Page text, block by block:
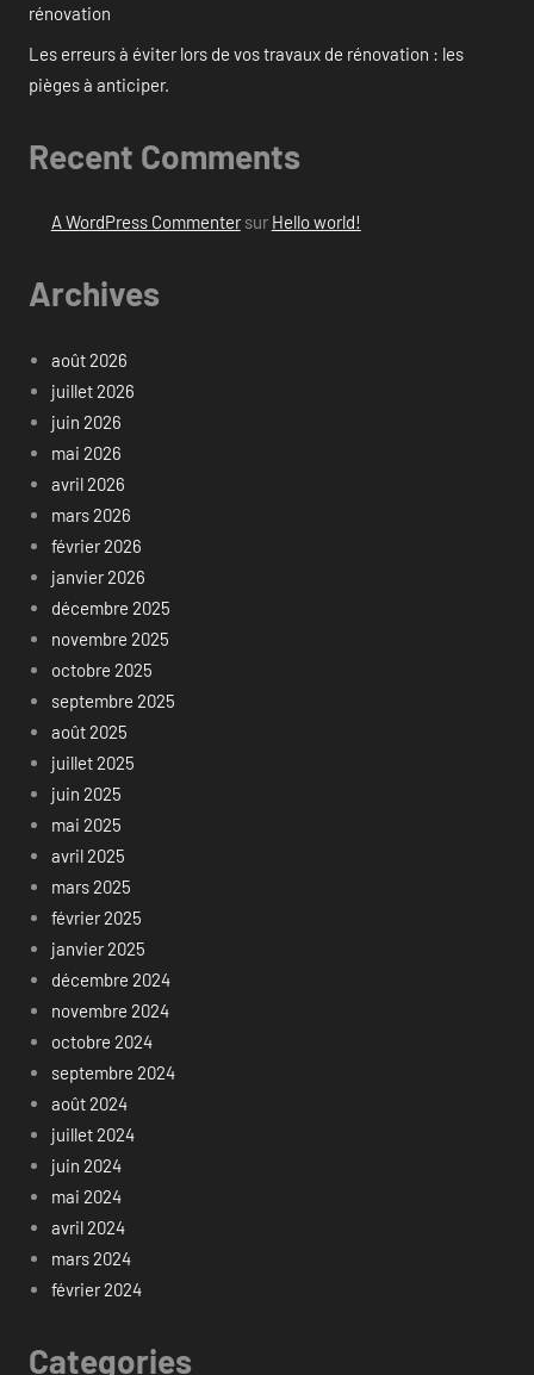
rénovation
Les erreurs à éviter lors de vos travaux de rénovation : les
pièges à anticiper.
Recent Comments
A WordPress Commentersur Hello world!
Archives
août 2026
juillet 2026
juin 2026
mai 2026
avril 2026
mars 2026
février 2026
janvier 2026
décembre 2025
novembre 2025
octobre 2025
septembre 2025
août 2025
juillet 2025
juin 2025
mai 2025
avril 2025
mars 2025
février 2025
janvier 2025
décembre 2024
novembre 2024
octobre 2024
septembre 2024
août 2024
juillet 2024
juin 2024
mai 2024
avril 2024
mars 2024
février 2024
Categories